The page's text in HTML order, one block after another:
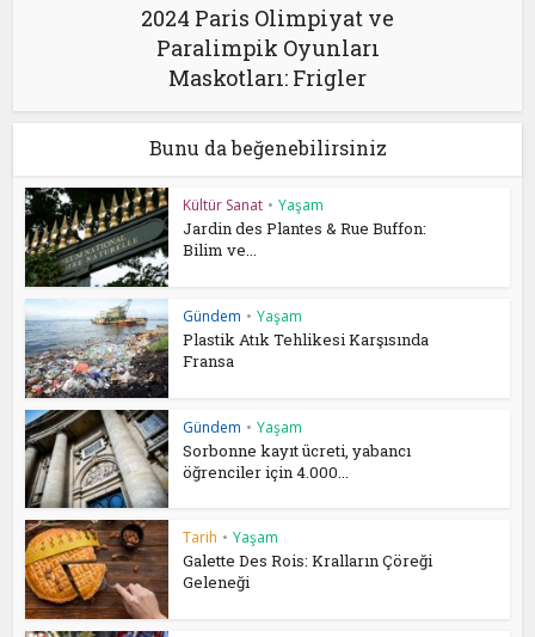
2024 Paris Olimpiyat ve
Paralimpik Oyunları
Maskotları: Frigler
Bunu da beğenebilirsiniz
Kültür Sanat • Yaşam
Jardin des Plantes & Rue Buffon:
Bilim ve...
Gündem • Yaşam
Plastik Atık Tehlikesi Karşısında
Fransa
Gündem • Yaşam
Sorbonne kayıt ücreti, yabancı
öğrenciler için 4.000...
Tarih • Yaşam
Galette Des Rois: Kralların Çöreği
Geleneği